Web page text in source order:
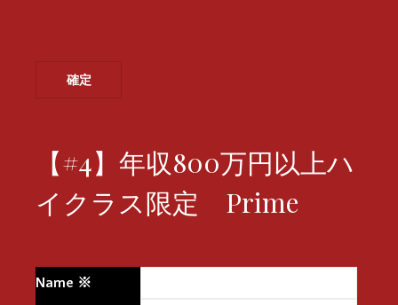
【#4】年収800万円以上ハ
イクラス限定 Prime
Name ※